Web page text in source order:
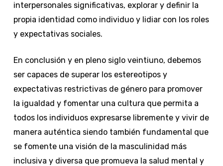
interpersonales significativas, explorar y definir la
propia identidad como individuo y lidiar con los roles
y expectativas sociales.
En conclusión y en pleno siglo veintiuno, debemos
ser capaces de superar los estereotipos y
expectativas restrictivas de género para promover
la igualdad y fomentar una cultura que permita a
todos los individuos expresarse libremente y vivir de
manera auténtica siendo también fundamental que
se fomente una visión de la masculinidad más
inclusiva y diversa que promueva la salud mental y